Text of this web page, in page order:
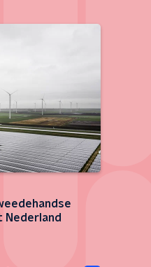
Nederland